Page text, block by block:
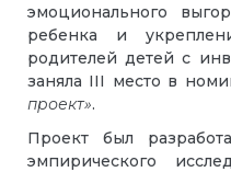
эмоционального
ребенка и
родителей детей с
заняла III место в
проект».
Проект был
эмпирического